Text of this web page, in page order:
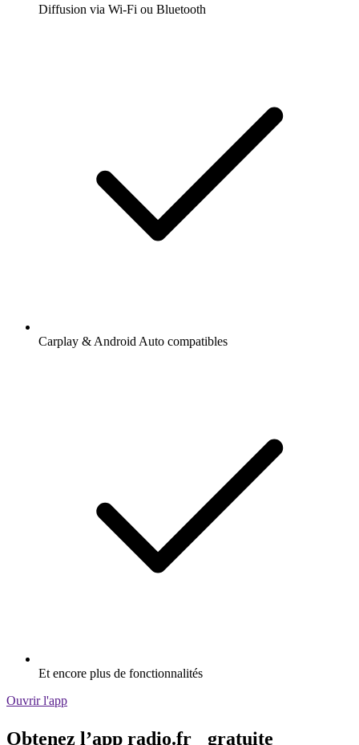
Diffusion via Wi-Fi ou Bluetooth
Carplay & Android Auto compatibles
Et encore plus de fonctionnalités
Ouvrir l'app
Obtenez l’app radio.fr gratuite